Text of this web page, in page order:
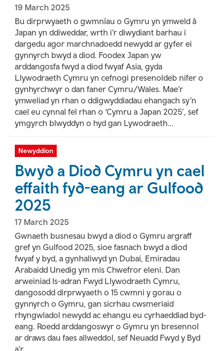
19 March 2025
Bu dirprwyaeth o gwmnïau o Gymru yn ymweld â
Japan yn ddiweddar, wrth i’r diwydiant barhau i
dargedu agor marchnadoedd newydd ar gyfer ei
gynnyrch bwyd a diod. Foodex Japan yw
arddangosfa fwyd a diod fwyaf Asia, gyda
Llywodraeth Cymru yn cefnogi presenoldeb nifer o
gynhyrchwyr o dan faner Cymru/Wales. Mae’r
ymweliad yn rhan o ddigwyddiadau ehangach sy’n
cael eu cynnal fel rhan o ‘Cymru a Japan 2025’, sef
ymgyrch blwyddyn o hyd gan Lywodraeth...
Newyddion
Bwyd a Diod Cymru yn cael
effaith fyd-eang ar Gulfood
2025
17 March 2025
Gwnaeth busnesau bwyd a diod o Gymru argraff
gref yn Gulfood 2025, sioe fasnach bwyd a diod
fwyaf y byd, a gynhaliwyd yn Dubai, Emiradau
Arabaidd Unedig ym mis Chwefror eleni. Dan
arweiniad Is-adran Fwyd Llywodraeth Cymru,
dangosodd dirprwyaeth o 15 cwmni y gorau o
gynnyrch o Gymru, gan sicrhau cwsmeriaid
rhyngwladol newydd ac ehangu eu cyrhaeddiad byd-
eang. Roedd arddangoswyr o Gymru yn bresennol
ar draws dau faes allweddol, sef Neuadd Fwyd y Byd
a'r...